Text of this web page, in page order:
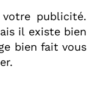
publicité.
il existe bien
bien fait vous